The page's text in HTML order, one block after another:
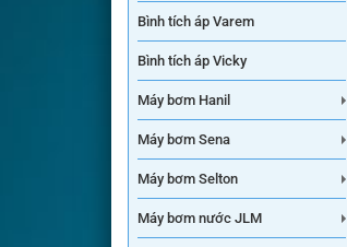
Bình tích áp Varem
Bình tích áp Vicky
Máy bơm Hanil
Máy bơm Sena
Máy bơm Selton
Máy bơm nước JLM